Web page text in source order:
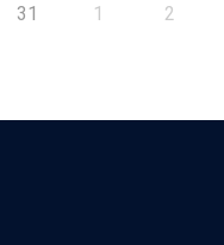
31 1 2